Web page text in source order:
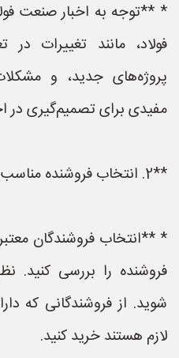
* **توجه به اخبار صنعت
فولاد، مانند تغییرات در
پروژه‌های جدید، و
مفیدی برای تصمیم‌گیری در
**2. انتخاب فروشنده مناسب:**
* **انتخاب فروشندگان
فروشنده را بررسی کنید.
شوید. از فروشندگانی که
لازم هستند خرید کنید.